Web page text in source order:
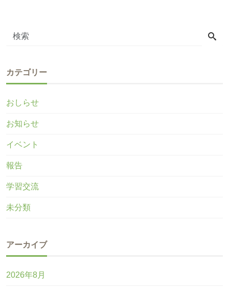
カテゴリー
おしらせ
お知らせ
イベント
報告
学習交流
未分類
アーカイブ
2026年8月